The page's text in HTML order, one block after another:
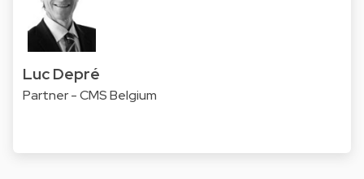
Luc Depré
Partner - CMS Belgium